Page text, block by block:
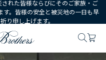
れた皆様ならびにそのご家族・ご
。皆様の安全と被災地の一日も早
り申し上げます。
ート詳細